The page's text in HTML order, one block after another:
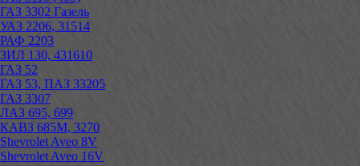
ГАЗ 3302 Газель
УАЗ 2206, 31514
РАФ 2203
ЗИЛ 130, 431610
ГАЗ 52
ГАЗ 53, ПАЗ 33205
ГАЗ 3307
ЛАЗ 695, 699
КАВЗ 685М, 3270
Shevrolet Aveo 8V
Shevrolet Aveo 16V